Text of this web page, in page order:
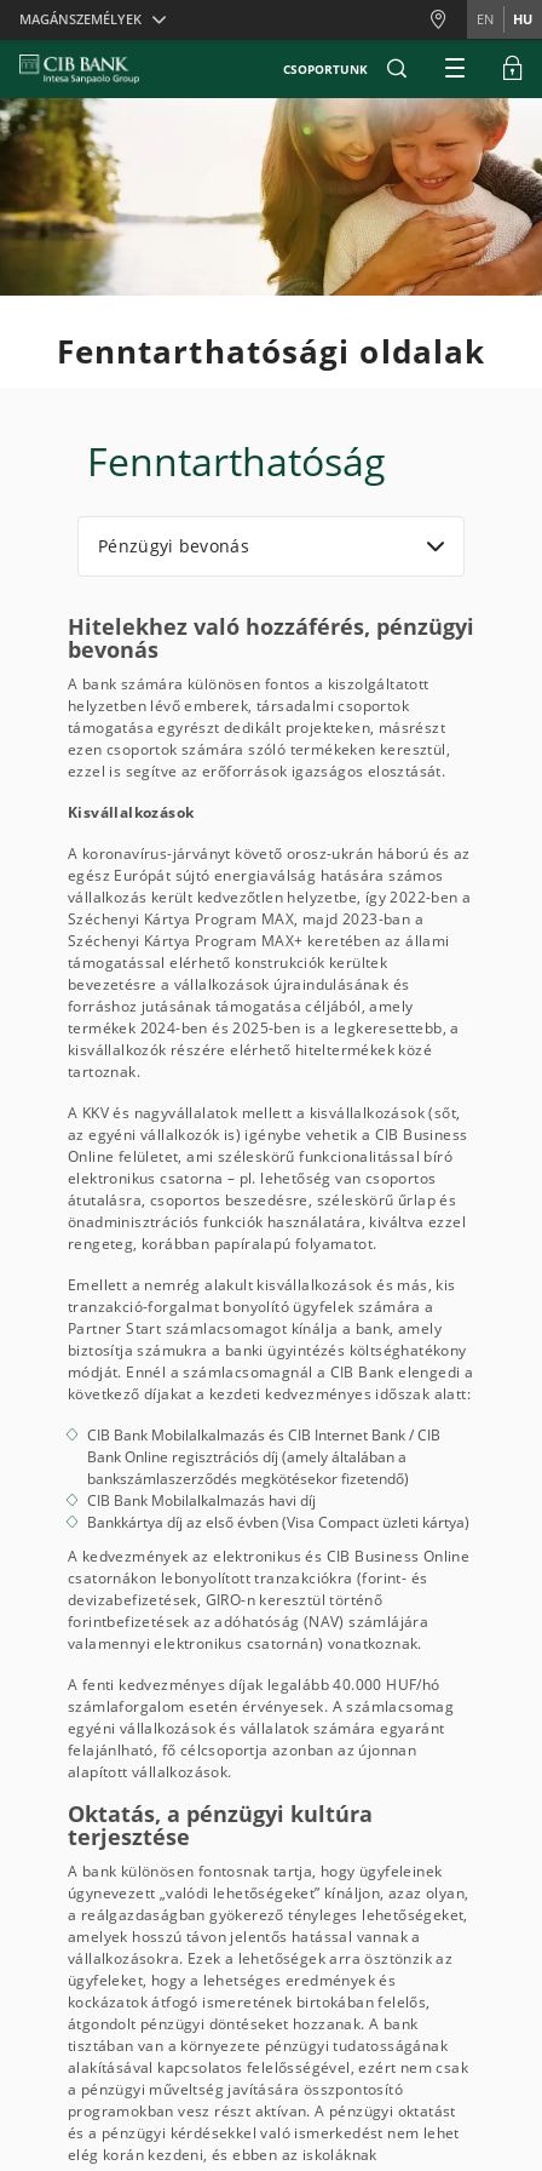
Skiplinks
MAGÁNSZEMÉLYEK EN HU
CSOPORTUNK
Fenntarthatósági oldalak
Fenntarthatóság
Pénzügyi bevonás
Hitelekhez való hozzáférés, pénzügyi
bevonás
A bank számára különösen fontos a kiszolgáltatott
helyzetben lévő emberek, társadalmi csoportok
támogatása egyrészt dedikált projekteken, másrészt
ezen csoportok számára szóló termékeken keresztül,
ezzel is segítve az erőforrások igazságos elosztását.
Kisvállalkozások
A koronavírus-járványt követő orosz-ukrán háború és az
egész Európát sújtó energiaválság hatására számos
vállalkozás került kedvezőtlen helyzetbe, így 2022-ben a
Széchenyi Kártya Program MAX, majd 2023-ban a
Széchenyi Kártya Program MAX+ keretében az állami
támogatással elérhető konstrukciók kerültek
bevezetésre a vállalkozások újraindulásának és
forráshoz jutásának támogatása céljából, amely
termékek 2024-ben és 2025-ben is a legkeresettebb, a
kisvállalkozók részére elérhető hiteltermékek közé
tartoznak.
A KKV és nagyvállalatok mellett a kisvállalkozások (sőt,
az egyéni vállalkozók is) igénybe vehetik a CIB Business
Online felületet, ami széleskörű funkcionalitással bíró
elektronikus csatorna – pl. lehetőség van csoportos
átutalásra, csoportos beszedésre, széleskörű űrlap és
önadminisztrációs funkciók használatára, kiváltva ezzel
rengeteg, korábban papíralapú folyamatot.
Emellett a nemrég alakult kisvállalkozások és más, kis
tranzakció-forgalmat bonyolító ügyfelek számára a
Partner Start számlacsomagot kínálja a bank, amely
biztosítja számukra a banki ügyintézés költséghatékony
módját. Ennél a számlacsomagnál a CIB Bank elengedi a
következő díjakat a kezdeti kedvezményes időszak alatt:
CIB Bank Mobilalkalmazás és CIB Internet Bank / CIB
Bank Online regisztrációs díj (amely általában a
bankszámlaszerződés megkötésekor fizetendő)
CIB Bank Mobilalkalmazás havi díj
Bankkártya díj az első évben (Visa Compact üzleti kártya)
A kedvezmények az elektronikus és CIB Business Online
csatornákon lebonyolított tranzakciókra (forint- és
devizabefizetések, GIRO-n keresztül történő
forintbefizetések az adóhatóság (NAV) számlájára
valamennyi elektronikus csatornán) vonatkoznak.
A fenti kedvezményes díjak legalább 40.000 HUF/hó
számlaforgalom esetén érvényesek. A számlacsomag
egyéni vállalkozások és vállalatok számára egyaránt
felajánlható, fő célcsoportja azonban az újonnan
alapított vállalkozások.
Oktatás, a pénzügyi kultúra
terjesztése
A bank különösen fontosnak tartja, hogy ügyfeleinek
úgynevezett „valódi lehetőségeket” kínáljon, azaz olyan,
a reálgazdaságban gyökerező tényleges lehetőségeket,
amelyek hosszú távon jelentős hatással vannak a
vállalkozásokra. Ezek a lehetőségek arra ösztönzik az
ügyfeleket, hogy a lehetséges eredmények és
kockázatok átfogó ismeretének birtokában felelős,
átgondolt pénzügyi döntéseket hozzanak. A bank
tisztában van a környezete pénzügyi tudatosságának
alakításával kapcsolatos felelősségével, ezért nem csak
a pénzügyi műveltség javítására összpontosító
programokban vesz részt aktívan. A pénzügyi oktatást
és a pénzügyi kérdésekkel való ismerkedést nem lehet
elég korán kezdeni, és ebben az iskoláknak